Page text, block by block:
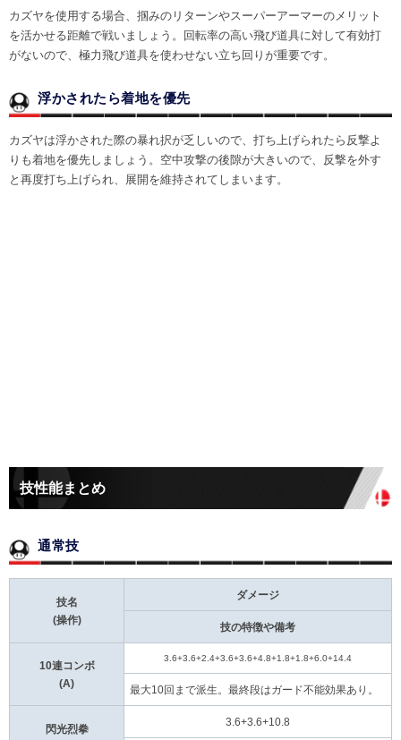
カズヤを使用する場合、掴みのリターンやスーパーアーマーのメリット
を活かせる距離で戦いましょう。回転率の高い飛び道具に対して有効打
がないので、極力飛び道具を使わせない立ち回りが重要です。
浮かされたら着地を優先
カズヤは浮かされた際の暴れ択が乏しいので、打ち上げられたら反撃よ
りも着地を優先しましょう。空中攻撃の後隙が大きいので、反撃を外す
と再度打ち上げられ、展開を維持されてしまいます。
技性能まとめ
通常技
技名
(操作)
ダメージ
技の特徴や備考
10連コンボ
(A)
3.6+3.6+2.4+3.6+3.6+4.8+1.8+1.8+6.0+14.4
最大10回まで派生。最終段はガード不能効果あり。
閃光烈拳
3.6+3.6+10.8